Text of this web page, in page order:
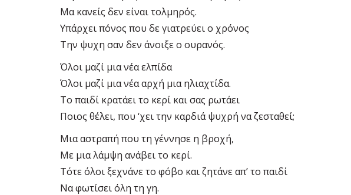
Μα κανείς δεν είναι τολμηρός.
Υπάρχει πόνος που δε γιατρεύει ο χρόνος
Την ψυχη σαν δεν άνοιξε ο ουρανός.
Όλοι μαζί μια νέα ελπίδα
Όλοι μαζί μια νέα αρχή μια ηλιαχτίδα.
Το παιδί κρατάει το κερί και σας ρωτάει
Ποιος θέλει, που ‘χει την καρδιά ψυχρή να ζεσταθεί;
Μια αστραπή που τη γέννησε η βροχή,
Με μια λάμψη ανάβει το κερί.
Τότε όλοι ξεχνάνε το φόβο και ζητάνε απ’ το παιδί
Να φωτίσει όλη τη γη.